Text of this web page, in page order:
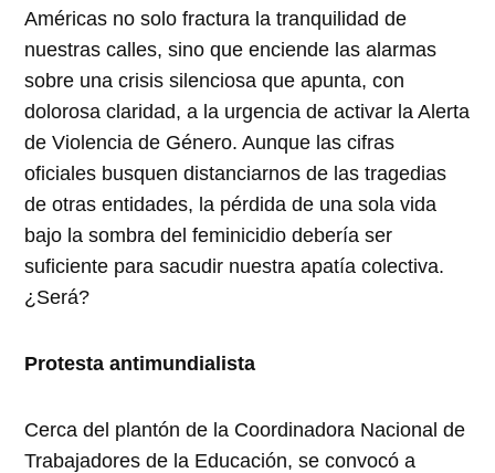
Américas no solo fractura la tranquilidad de
nuestras calles, sino que enciende las alarmas
sobre una crisis silenciosa que apunta, con
dolorosa claridad, a la urgencia de activar la Alerta
de Violencia de Género. Aunque las cifras
oficiales busquen distanciarnos de las tragedias
de otras entidades, la pérdida de una sola vida
bajo la sombra del feminicidio debería ser
suficiente para sacudir nuestra apatía colectiva.
¿Será?
Protesta antimundialista
Cerca del plantón de la Coordinadora Nacional de
Trabajadores de la Educación, se convocó a